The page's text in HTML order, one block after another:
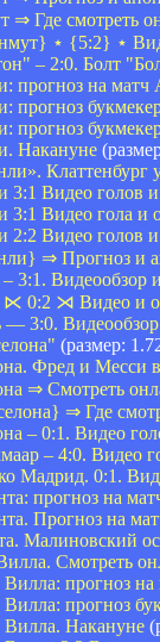
⇒ Где смотреть
⋆ {5:2} ⋆
– 2:0. Болт
прогноз на
прогноз
Накануне
Клаттенбург
Видео голов и
Видео гола и
Видео голов и
⇒ Прогноз и
3:1. Видеообзор
0:2 ⋊ Видео и
3:0. Видеообзор
(размер:
Фред и Месси
⇒ Смотреть
⇒ Где
– 0:1. Видео
– 4:0. Видео
Мадрид. 0:1.
прогноз на
Прогноз на
Малиновский
Смотреть
прогноз
прогноз
Накануне